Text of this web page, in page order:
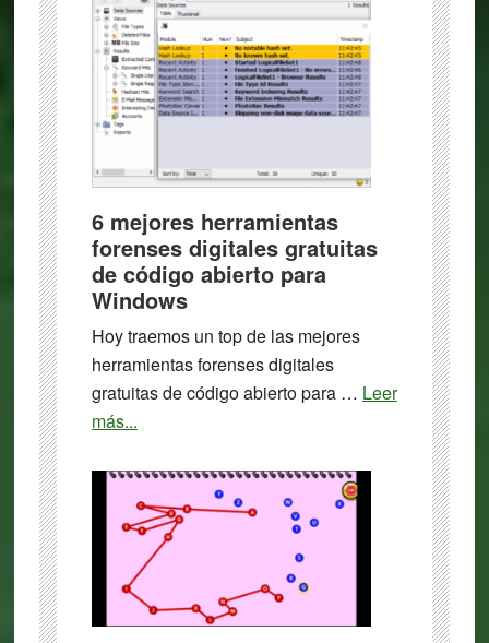
6 mejores herramientas
forenses digitales gratuitas
de código abierto para
Windows
Hoy traemos un top de las mejores
herramientas forenses digitales
gratuitas de código abierto para … Leer
más...about
mejores
herramientas
forenses
digitales
gratuitas
de